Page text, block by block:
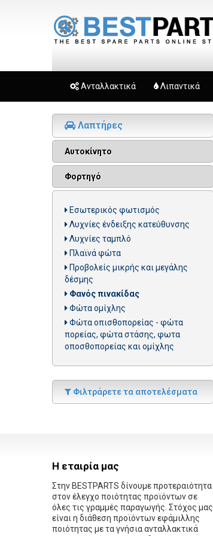
Ανταλλακτικά Λιπαντικά
Λαπτήρες
Αυτοκίνητο
Φορτηγό
Εσωτερικός φωτισμός
Λυχνίες ένδειξης κατεύθυνσης
Λυχνίες ταμπλό
Πλαϊνά φώτα
Προβολείς μικρής και μεγάλης
δέσμης
Φανός πινακίδας
Φώτα ομίχλης
Φώτα οπισθοπορείας - φώτα
πορείας, φώτα στάσης, φωτα
οποσθοπορείας και ομίχλης
Φιλτράρετε τα αποτελέσματα
Η εταιρία μας
Στην BESTPARTS δίνουμε προτεραιότητα
στον έλεγχο ποιότητας προϊόντων σε
όλες τις γραμμές παραγωγής. Στόχος μας
είναι η διάθεση προϊόντων εφάμιλλης
ποιότητας με τα γνήσια ανταλλακτικά